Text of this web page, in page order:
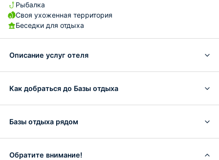
Рыбалка
Своя ухоженная территория
Беседки для отдыха
Описание услуг отеля
Как добраться до Базы отдыха
Базы отдыха рядом
Обратите внимание!